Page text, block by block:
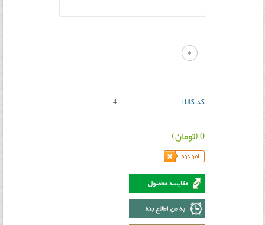
کد کالا : 4
0 (تومان)